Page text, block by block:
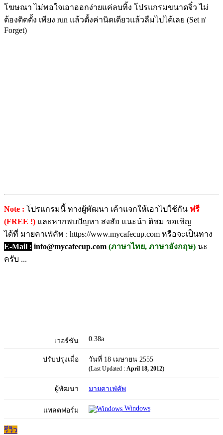
โฆษณา ไม่พอใจเอาออกง่ายแค่ลบทิ้ง โปรแกรมขนาดจิ๋ว ไม่
ต้องติดตั้ง เพียง run แล้วตั้งค่านิดเดียวแล้วลืมไปได้เลย (Set n'
Forget)
Note : โปรแกรมนี้ ทางผู้พัฒนา เค้าแจกให้เอาไปใช้กัน ฟรี
(FREE !) และหากพบปัญหา สงสัย แนะนำ ติชม ขอเชิญ
ได้ที่ มายคาเฟ่คัพ : https://www.mycafecup.com หรือจะเป็นทาง
E-Mail : info@mycafecup.com (ภาษาไทย, ภาษาอังกฤษ) นะ
ครับ ...
เวอร์ชัน 0.38a
ปรับปรุงเมื่อ วันที่ 18 เมษายน 2555
(Last Updated : April 18, 2012)
ผู้พัฒนา มายคาเฟ่คัพ
แพลตฟอร์ม Windows
รีวิว